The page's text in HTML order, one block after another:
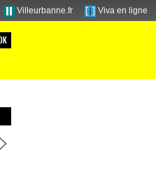
Villeurbanne.fr Viva en ligne